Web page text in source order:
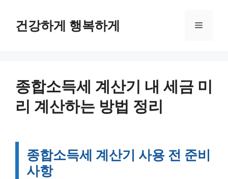
건강하게 행복하게 메
종합소득세 계산기 내 세금 미
리 계산하는 방법 정리
종합소득세 계산기 사용 전 준비
사항